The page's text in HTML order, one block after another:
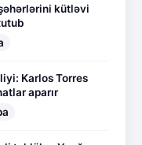
kütləvi
Karlos Torres
aparır